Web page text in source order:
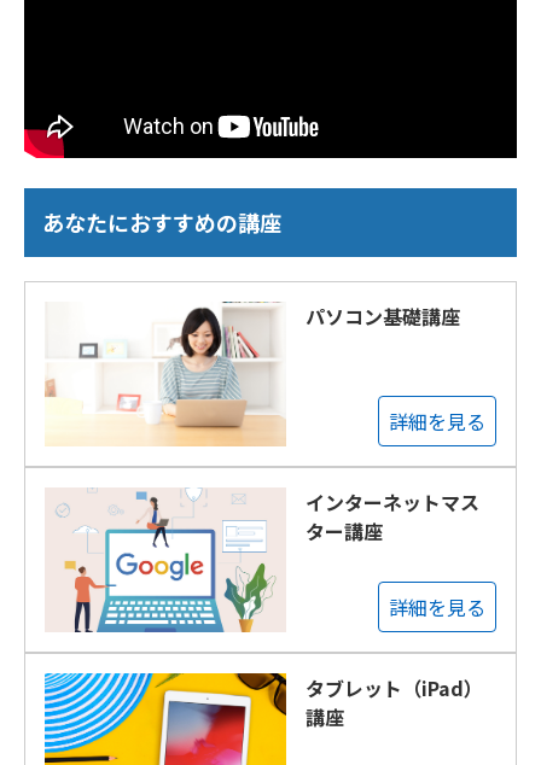
あなたにおすすめの講座
パソコン基礎講座
詳細を見る
インターネットマス
ター講座
詳細を見る
タブレット（iPad）
講座